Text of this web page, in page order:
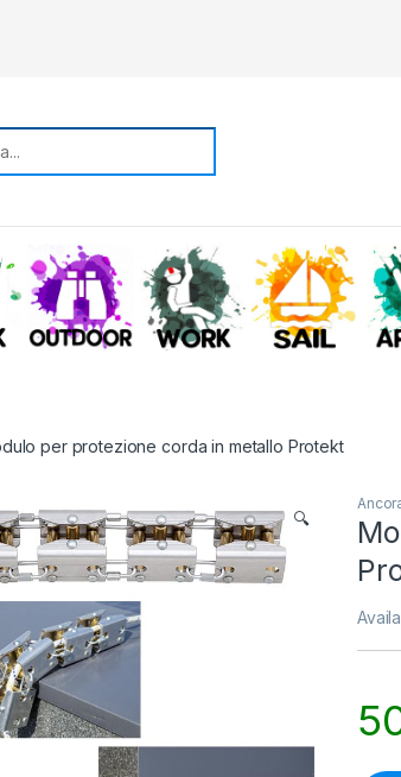
for:
TREKKING OUTDOOR WORK SAIL
per protezione corda in metallo Protekt
🔍